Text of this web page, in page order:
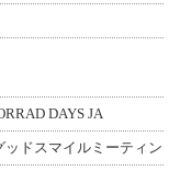
DAYS JA
ッドスマイルミーティン